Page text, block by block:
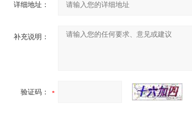
详细地址：
补充说明：
验证码：